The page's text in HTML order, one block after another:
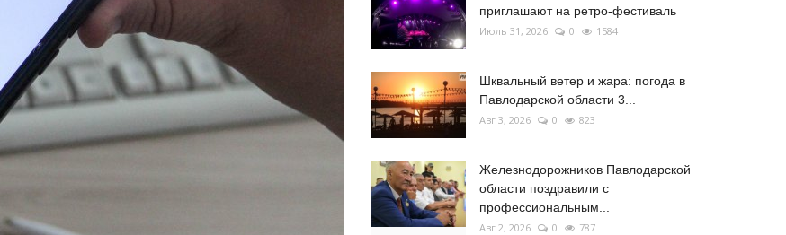
приглашают на ретро-фестиваль
Июль 31, 2026 0 1584
Шквальный ветер и жара: погода в
Павлодарской области 3...
Авг 3, 2026 0 823
Железнодорожников Павлодарской
области поздравили с
профессиональным...
Авг 2, 2026 0 787